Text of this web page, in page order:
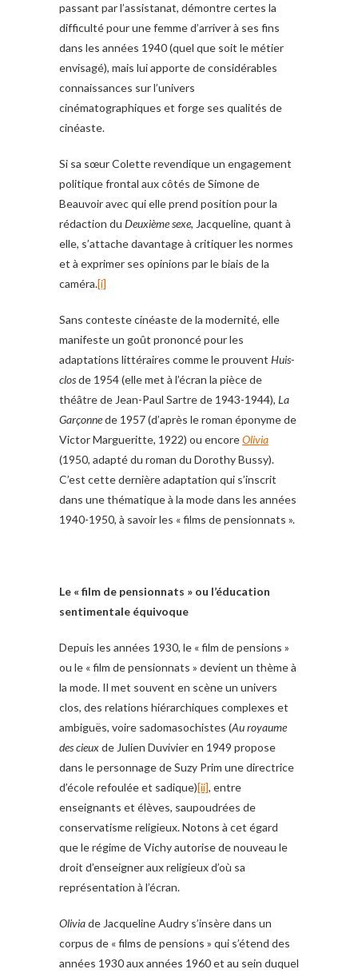
passant par l’assistanat, démontre certes la
difficulté pour une femme d’arriver à ses fins
dans les années 1940 (quel que soit le métier
envisagé), mais lui apporte de considérables
connaissances sur l’univers
cinématographiques et forge ses qualités de
cinéaste.
Si sa sœur Colette revendique un engagement
politique frontal aux côtés de Simone de
Beauvoir avec qui elle prend position pour la
rédaction du Deuxième sexe, Jacqueline, quant à
elle, s’attache davantage à critiquer les normes
et à exprimer ses opinions par le biais de la
caméra.[i]
Sans conteste cinéaste de la modernité, elle
manifeste un goût prononcé pour les
adaptations littéraires comme le prouvent Huis-
closde 1954 (elle met à l’écran la pièce de
théâtre de Jean-Paul Sartre de 1943-1944), La
Garçonnede 1957 (d’après le roman éponyme de
Victor Margueritte, 1922) ou encoreOlivia
(1950, adapté du roman du Dorothy Bussy).
C’est cette dernière adaptation qui s’inscrit
dans une thématique à la mode dans les années
1940-1950, à savoir les « films de pensionnats ».
Le « film de pensionnats » ou l’éducation
sentimentale équivoque
Depuis les années 1930, le « film de pensions »
ou le « film de pensionnats » devient un thème à
la mode. Il met souvent en scène un univers
clos, des relations hiérarchiques complexes et
ambiguës, voire sadomasochistes (Au royaume
des cieuxde Julien Duvivier en 1949 propose
dans le personnage de Suzy Prim une directrice
d’école refoulée et sadique)[ii], entre
enseignants et élèves, saupoudrées de
conservatisme religieux. Notons à cet égard
que le régime de Vichy autorise de nouveau le
droit d’enseigner aux religieux d’où sa
représentation à l’écran.
Oliviade Jacqueline Audry s’insère dans un
corpus de « films de pensions » qui s’étend des
années 1930 aux années 1960 et au sein duquel